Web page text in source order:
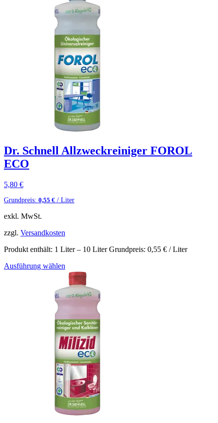
Dr. Schnell Allzweckreiniger FOROL
ECO
5,80 €
Grundpreis: 0,55 € / Liter
exkl. MwSt.
zzgl. Versandkosten
Produkt enthält: 1 Liter– 10 LiterGrundpreis: 0,55 € / Liter
Ausführung wählen